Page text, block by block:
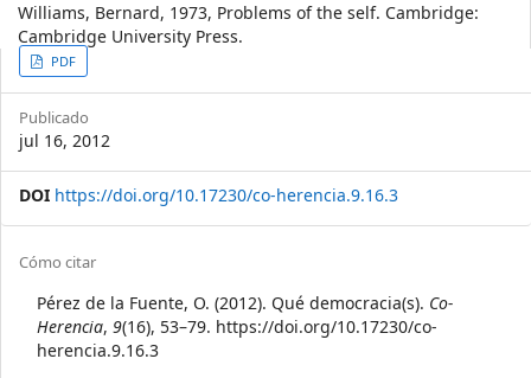
Williams, Bernard, 1973, Problems of the self. Cambridge:
Cambridge University Press.
Article
Sidebar
PDF
Publicado
jul 16, 2012
DOI https://doi.org/10.17230/co-herencia.9.16.3
Article
Details
Cómo citar
Pérez de la Fuente, O. (2012). Qué democracia(s). Co-
Herencia, 9(16), 53–79. https://doi.org/10.17230/co-
herencia.9.16.3